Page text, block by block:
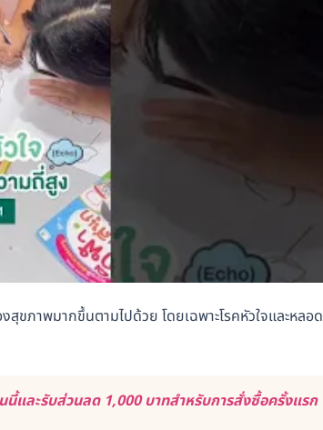
ขภาพมากขึ้นตามไปด้วย โดยเฉพาะโรคหัวใจและหลอด
และรับส่วนลด 1,000 บาทสำหรับการสั่งซื้อครั้งแรก